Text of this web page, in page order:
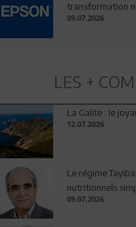
transformation
09.07.2026
LES +
La Galite : le
12.07.2026
Le régime
nutritionnels
09.07.2026